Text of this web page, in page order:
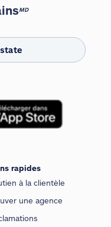
MD
rapides
à la clientèle
une agence